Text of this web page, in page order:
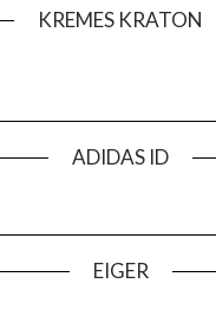
KREMES KRATON
ADIDAS ID
EIGER